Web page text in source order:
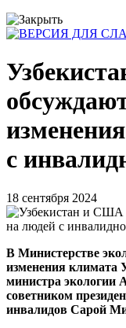
с
18 сентября 2024
В Министерстве
изменения климата
министра экологии
советником
инвалидов Сарой